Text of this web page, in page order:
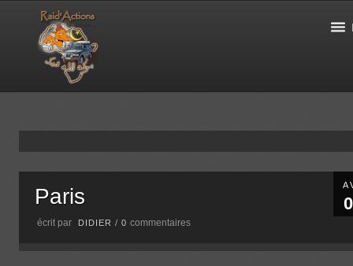
Paris
écrit par DIDIER /0commentaires